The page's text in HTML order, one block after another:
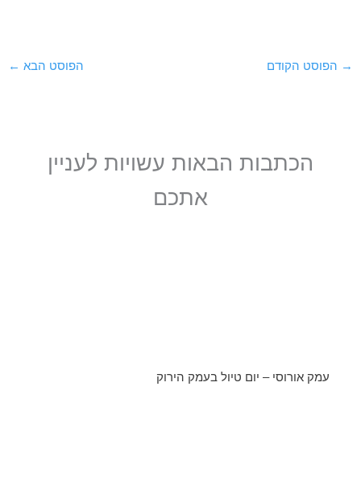
→ הפוסט הקודם הפוסט הבא ←
הכתבות הבאות עשויות לעניין
אתכם
עמק אורוסי – יום טיול בעמק הירוק